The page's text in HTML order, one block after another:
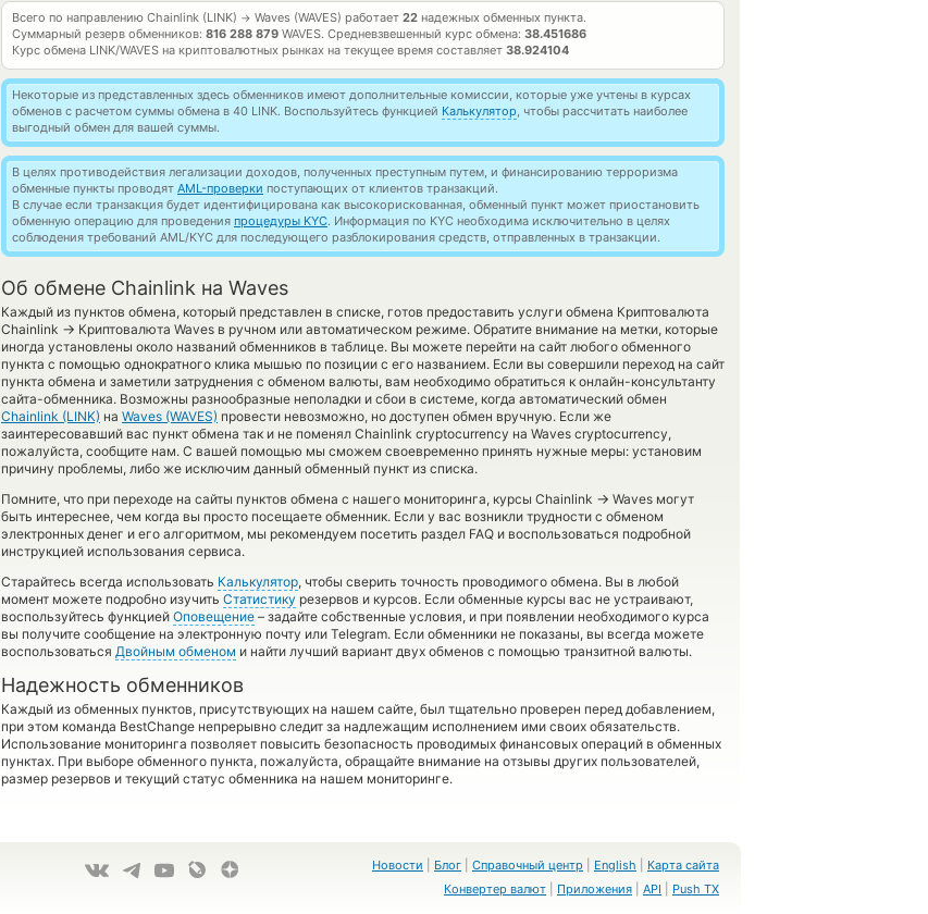
Всего по направлению Chainlink (LINK) → Waves (WAVES) работает 22 надежных обменных пункта.
Суммарный резерв обменников: 816 288 879 WAVES. Средневзвешенный курс обмена: 38.451686
Курс обмена LINK/WAVES на криптовалютных рынках на текущее время составляет 38.924104
Некоторые из представленных здесь обменников имеют дополнительные комиссии, которые уже учтены в курсах
обменов с расчетом суммы обмена в 40 LINK. Воспользуйтесь функцией Калькулятор, чтобы рассчитать наиболее
выгодный обмен для вашей суммы.
В целях противодействия легализации доходов, полученных преступным путем, и финансированию терроризма
обменные пункты проводят AML-проверки поступающих от клиентов транзакций.
В случае если транзакция будет идентифицирована как высокорискованная, обменный пункт может приостановить
обменную операцию для проведения процедуры KYC. Информация по KYC необходима исключительно в целях
соблюдения требований AML/KYC для последующего разблокирования средств, отправленных в транзакции.
Об обмене Chainlink на Waves
Каждый из пунктов обмена, который представлен в списке, готов предоставить услуги обмена Криптовалюта
Chainlink → Криптовалюта Waves в ручном или автоматическом режиме. Обратите внимание на метки, которые
иногда установлены около названий обменников в таблице. Вы можете перейти на сайт любого обменного
пункта с помощью однократного клика мышью по позиции с его названием. Если вы совершили переход на сайт
пункта обмена и заметили затруднения с обменом валюты, вам необходимо обратиться к онлайн-консультанту
сайта-обменника. Возможны разнообразные неполадки и сбои в системе, когда автоматический обмен
Chainlink (LINK) на Waves (WAVES) провести невозможно, но доступен обмен вручную. Если же
заинтересовавший вас пункт обмена так и не поменял Chainlink cryptocurrency на Waves cryptocurrency,
пожалуйста, сообщите нам. С вашей помощью мы сможем своевременно принять нужные меры: установим
причину проблемы, либо же исключим данный обменный пункт из списка.
Помните, что при переходе на сайты пунктов обмена с нашего мониторинга, курсы Chainlink → Waves могут
быть интереснее, чем когда вы просто посещаете обменник. Если у вас возникли трудности с обменом
электронных денег и его алгоритмом, мы рекомендуем посетить раздел FAQ и воспользоваться подробной
инструкцией использования сервиса.
Старайтесь всегда использовать Калькулятор, чтобы сверить точность проводимого обмена. Вы в любой
момент можете подробно изучить Статистику резервов и курсов. Если обменные курсы вас не устраивают,
воспользуйтесь функцией Оповещение – задайте собственные условия, и при появлении необходимого курса
вы получите сообщение на электронную почту или Telegram. Если обменники не показаны, вы всегда можете
воспользоваться Двойным обменом и найти лучший вариант двух обменов с помощью транзитной валюты.
Надежность обменников
Каждый из обменных пунктов, присутствующих на нашем сайте, был тщательно проверен перед добавлением,
при этом команда BestChange непрерывно следит за надлежащим исполнением ими своих обязательств.
Использование мониторинга позволяет повысить безопасность проводимых финансовых операций в обменных
пунктах. При выборе обменного пункта, пожалуйста, обращайте внимание на отзывы других пользователей,
размер резервов и текущий статус обменника на нашем мониторинге.
Новости Блог Справочный центр English
Карта сайта
Конвертер валют
Приложения API Push TX